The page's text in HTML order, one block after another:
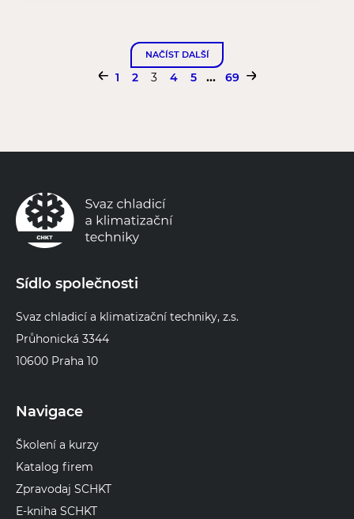
NAČÍST DALŠÍ
1 2 3 4 5 ... 69
Sídlo společnosti
Svaz chladicí a klimatizační techniky, z.s.
Průhonická 3344
10600 Praha 10
Navigace
Školení a kurzy
Katalog firem
Zpravodaj SCHKT
E-kniha SCHKT